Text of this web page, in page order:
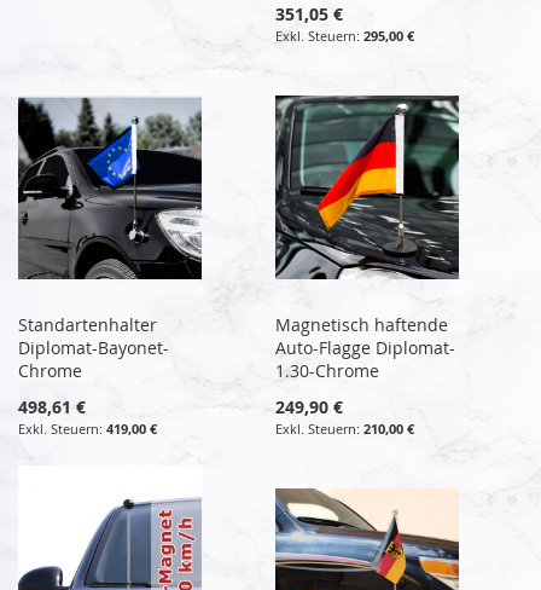
351,05 €
295,00 €
Standartenhalter
Diplomat-Bayonet-
Chrome
498,61 €
419,00 €
Magnetisch haftende
Auto-Flagge Diplomat-
1.30-Chrome
249,90 €
210,00 €